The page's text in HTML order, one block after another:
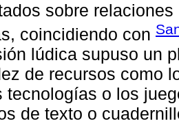
sobre
coincidiendo con
lúdica supuso un
de recursos como
tecnologías o los
de texto o